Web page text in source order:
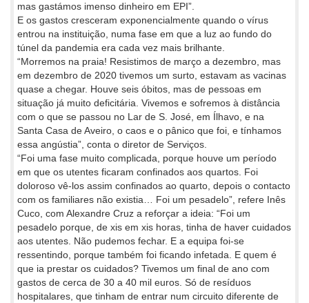
mas gastámos imenso dinheiro em EPI”.
E os gastos cresceram exponencialmente quando o vírus
entrou na instituição, numa fase em que a luz ao fundo do
túnel da pandemia era cada vez mais brilhante.
“Morremos na praia! Resistimos de março a dezembro, mas
em dezembro de 2020 tivemos um surto, estavam as vacinas
quase a chegar. Houve seis óbitos, mas de pessoas em
situação já muito deficitária. Vivemos e sofremos à distância
com o que se passou no Lar de S. José, em Ílhavo, e na
Santa Casa de Aveiro, o caos e o pânico que foi, e tínhamos
essa angústia”, conta o diretor de Serviços.
“Foi uma fase muito complicada, porque houve um período
em que os utentes ficaram confinados aos quartos. Foi
doloroso vê-los assim confinados ao quarto, depois o contacto
com os familiares não existia… Foi um pesadelo”, refere Inês
Cuco, com Alexandre Cruz a reforçar a ideia: “Foi um
pesadelo porque, de xis em xis horas, tinha de haver cuidados
aos utentes. Não pudemos fechar. E a equipa foi-se
ressentindo, porque também foi ficando infetada. E quem é
que ia prestar os cuidados? Tivemos um final de ano com
gastos de cerca de 30 a 40 mil euros. Só de resíduos
hospitalares, que tinham de entrar num circuito diferente de